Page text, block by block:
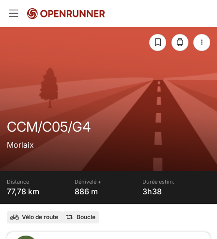
CCM/C05/G4
Morlaix
Distance
77,78 km
Dénivelé +
886 m
Durée estim.
3h38
Vélo de route Boucle